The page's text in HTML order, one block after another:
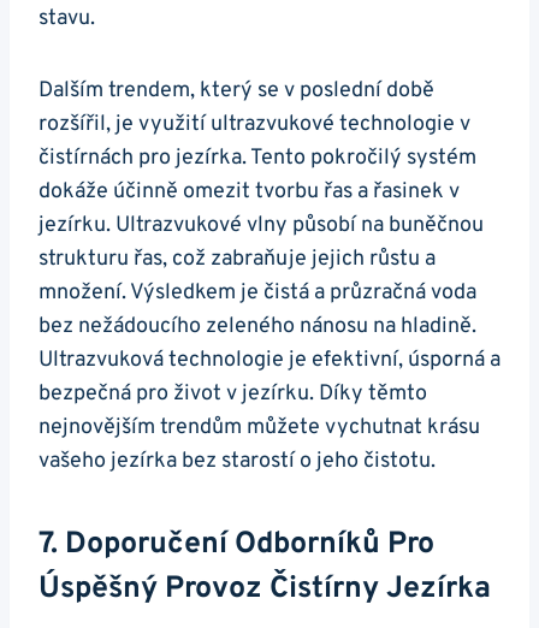
stavu.
Dalším trendem, který se v poslední době
rozšířil, je využití ultrazvukové technologie v
čistírnách pro jezírka. Tento pokročilý systém
dokáže účinně omezit tvorbu řas a řasinek v
jezírku. Ultrazvukové vlny působí na buněčnou
strukturu řas, což zabraňuje jejich růstu a
množení. Výsledkem je čistá a průzračná voda
bez nežádoucího zeleného nánosu na hladině.
Ultrazvuková technologie je efektivní, úsporná a
bezpečná pro život v jezírku. Díky těmto
nejnovějším trendům můžete vychutnat krásu
vašeho jezírka bez starostí o jeho čistotu.
7. Doporučení Odborníků Pro
Úspěšný Provoz Čistírny Jezírka